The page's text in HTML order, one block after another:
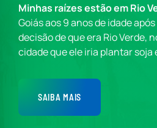
Minhas raízes estão em Rio
Goiás aos 9 anos de idade
decisão de que era Rio Verde,
cidade que ele iria plantar soja
SAIBA MAIS